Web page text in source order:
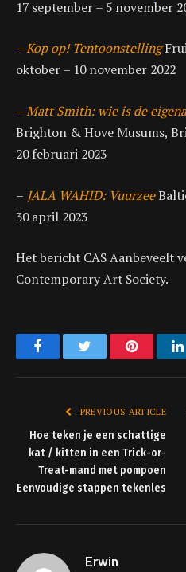
17 september – 5 november
– Kop op! Tentoonstelling
oktober – 10 november 2022
–Matt Smith: wie is de
Brighton & Hove Musums,
20 februari 2023
– JALA WAHID: Vuurzee
30 april 2023
Het bericht CAS Aanbeveelt
Contemporary Art Society.
FacebookTwitter Pinterest
PREVIOUS ARTICLE
Hoe teken je een schattige
kat / kitten in een Trick-or-
Treat-mand met pompoen
Eenvoudige stappen tekenles
Erwin